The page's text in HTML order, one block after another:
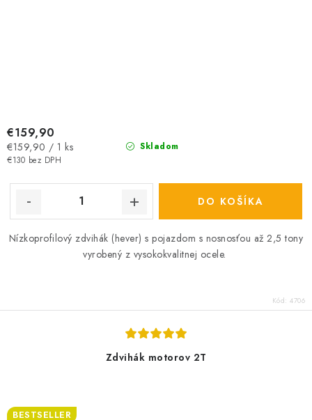
Skladom
€130 bez DPH
€159,90
Jednotková
cena:
€159,90 / 1 ks
DO KOŠÍKA
Nízkoprofilový zdvihák (hever) s pojazdom s nosnosťou až 2,5 tony
vyrobený z vysokokvalitnej ocele.
Kód: 4706
Zdvihák motorov 2T
BESTSELLER